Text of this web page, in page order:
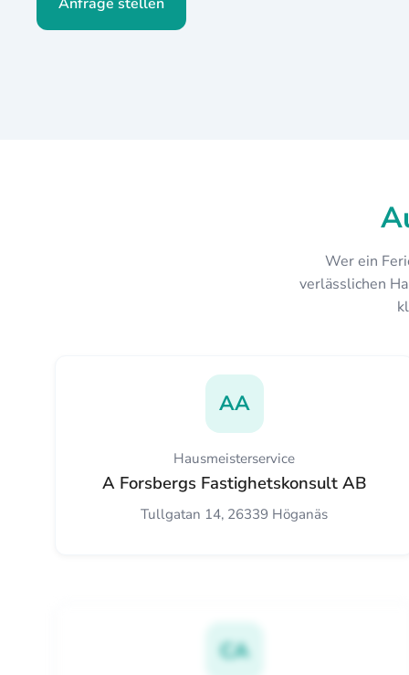
Wer ein
verlässlichen
AA
Hausmeisterservice
A Forsbergs Fastighetskonsult AB
Tullgatan 14, 26339 Höganäs
CA